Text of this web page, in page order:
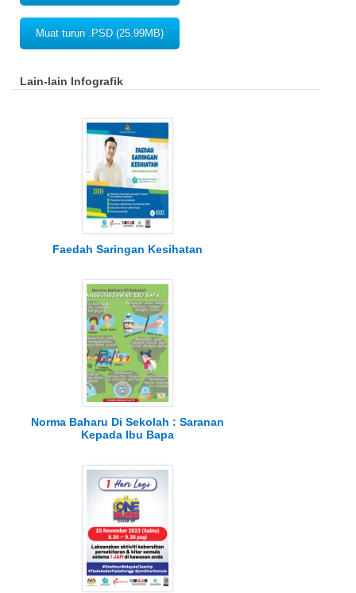
Muat turun .PSD (25.99MB)
Lain-lain Infografik
Faedah Saringan Kesihatan
Norma Baharu Di Sekolah : Saranan
Kepada Ibu Bapa